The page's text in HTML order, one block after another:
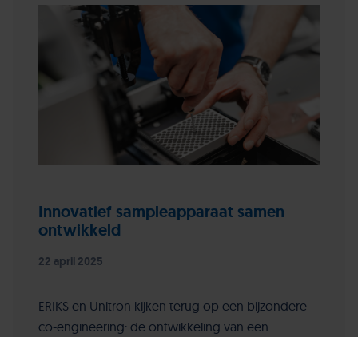
Innovatief sampleapparaat samen
ontwikkeld
22 april 2025
ERIKS en Unitron kijken terug op een bijzondere
co-engineering: de ontwikkeling van een